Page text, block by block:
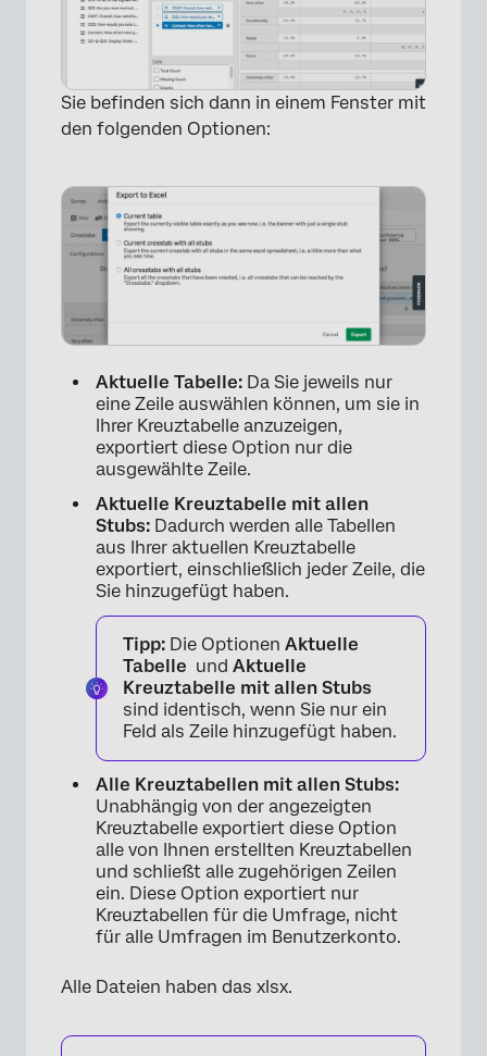
×
Sie befinden sich dann in einem Fenster mit
den folgenden Optionen:
Aktuelle Tabelle: Da Sie jeweils nur
eine Zeile auswählen können, um sie in
Ihrer Kreuztabelle anzuzeigen,
exportiert diese Option nur die
ausgewählte Zeile.
Aktuelle Kreuztabelle mit allen
Stubs: Dadurch werden alle Tabellen
aus Ihrer aktuellen Kreuztabelle
exportiert, einschließlich jeder Zeile, die
Sie hinzugefügt haben.
Tipp: Die Optionen Aktuelle
Tabelle und Aktuelle
Kreuztabelle mit allen Stubs
sind identisch, wenn Sie nur ein
Feld als Zeile hinzugefügt haben.
Alle Kreuztabellen mit allen Stubs:
Unabhängig von der angezeigten
Kreuztabelle exportiert diese Option
alle von Ihnen erstellten Kreuztabellen
und schließt alle zugehörigen Zeilen
ein. Diese Option exportiert nur
Kreuztabellen für die Umfrage, nicht
für alle Umfragen im Benutzerkonto.
Alle Dateien haben das xlsx.